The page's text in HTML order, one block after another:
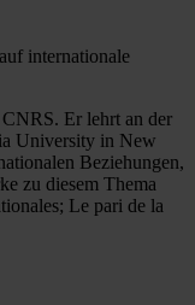
internationale
Er lehrt an der
University in New
Beziehungen,
zu diesem Thema
Le pari de la